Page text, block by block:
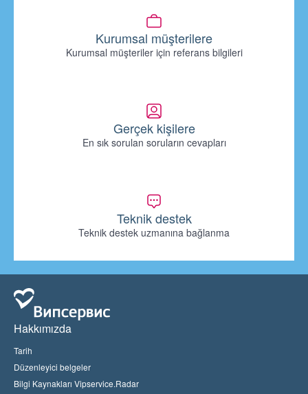
Kurumsal müşterilere
Kurumsal müşteriler için referans bilgileri
Gerçek kişilere
En sık sorulan soruların cevapları
Teknik destek
Teknik destek uzmanına bağlanma
Hakkımızda
Tarih
Düzenleyici belgeler
Bilgi Kaynakları Vipservice.Radar